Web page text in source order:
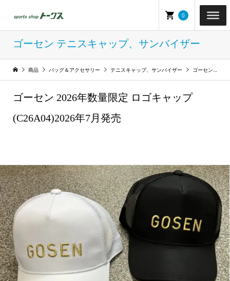
0
ゴーセン テニスキャップ、サンバイザー
商品 バッグ＆アクセサリー テニスキャップ、サンバイザー ゴーセン テニスキャップ、サンバイザー
ゴーセン 2026年数量限定 ロゴキャップ
(C26A04)2026年7月発売